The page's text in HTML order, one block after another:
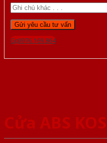
Gọi 0976.169.864
Cửa ABS